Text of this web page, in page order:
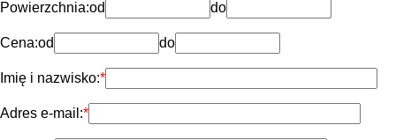
Powierzchnia:od do
Cena:od do
Imię i nazwisko:
Adres e-mail: